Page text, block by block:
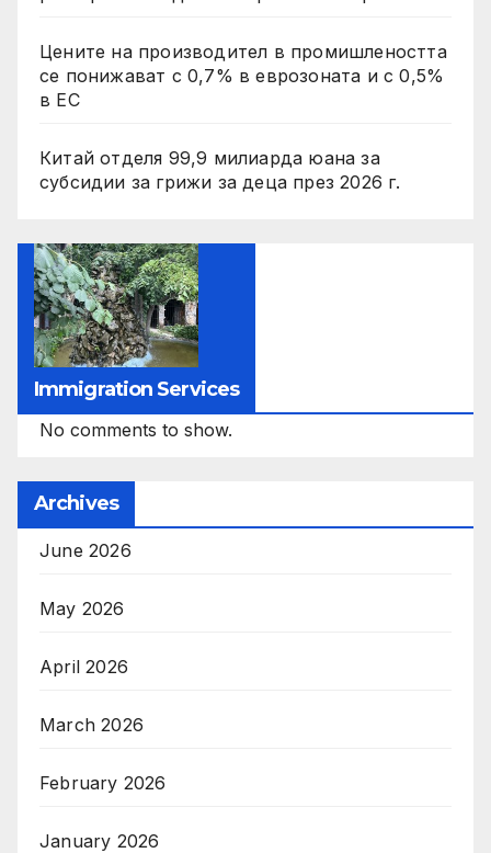
Цените на производител в промишлеността
се понижават с 0,7% в еврозоната и с 0,5%
в ЕС
Китай отделя 99,9 милиарда юана за
субсидии за грижи за деца през 2026 г.
Immigration Services
No comments to show.
Archives
June 2026
May 2026
April 2026
March 2026
February 2026
January 2026